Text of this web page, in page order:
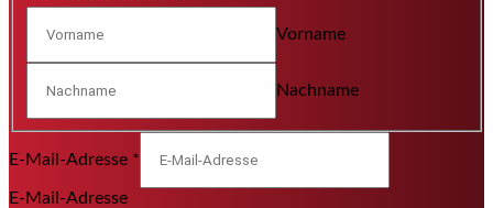
Vorname
Nachname
E-Mail-Adresse *
E-Mail-Adresse